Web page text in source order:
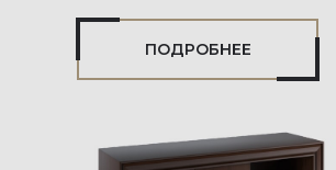
ПОДРОБНЕЕ